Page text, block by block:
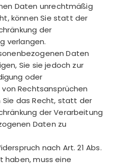
Daten unrechtmäßig
können Sie statt der
der
verlangen.
Daten
Sie sie jedoch zur
oder
Rechtsansprüchen
das Recht, statt der
der Verarbeitung
Daten zu
nach Art. 21 Abs.
haben, muss eine